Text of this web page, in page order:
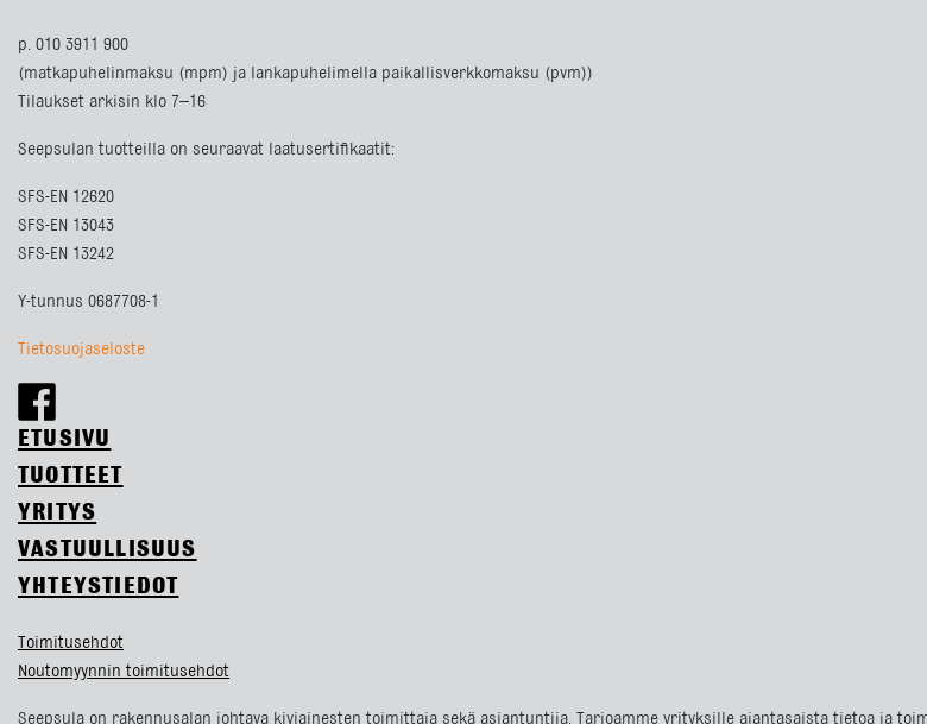
p. 010 3911 900
(matkapuhelinmaksu (mpm) ja lankapuhelimella paikallisverkkomaksu (pvm))
Tilaukset arkisin klo 7–16
Seepsulan tuotteilla on seuraavat laatusertifikaatit:
SFS-EN 12620
SFS-EN 13043
SFS-EN 13242
Y-tunnus 0687708-1
Tietosuojaseloste
ETUSIVU
TUOTTEET
YRITYS
VASTUULLISUUS
YHTEYSTIEDOT
Toimitusehdot
Noutomyynnin toimitusehdot
Seepsula on rakennusalan johtava kiviainesten toimittaja sekä asiantuntija. Tarjoamme yrityksille ajantasaista tietoa ja